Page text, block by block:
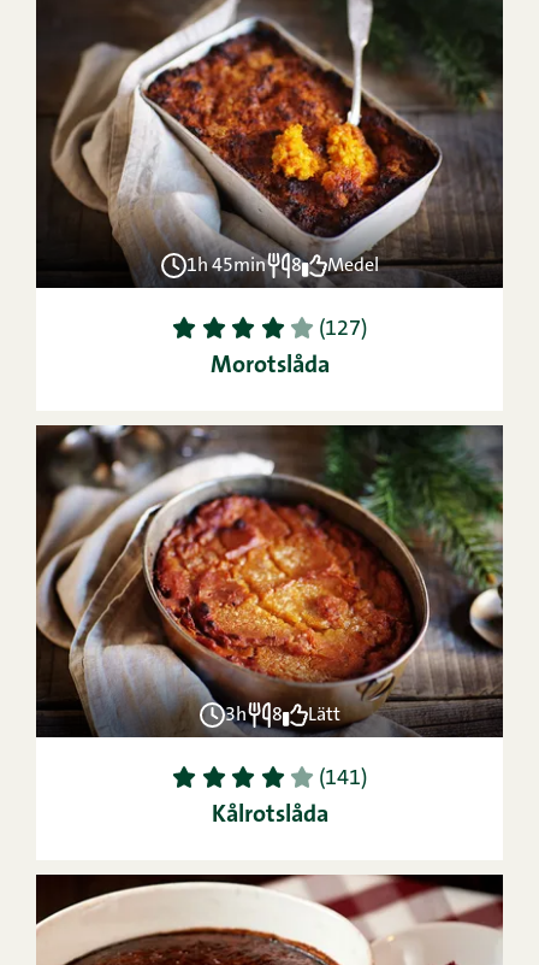
1h 45min 8 Medel
1 2 3 4 5 (127)
Morotslåda
3h 8 Lätt
1 2 3 4 5 (141)
Kålrotslåda